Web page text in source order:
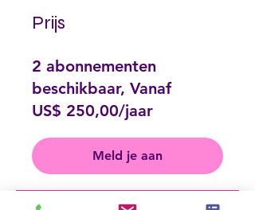
Prijs
2 abonnementen
beschikbaar, Vanaf
US$ 250,00/jaar
Meld je aan